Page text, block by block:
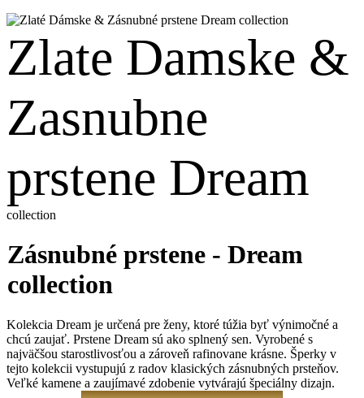
Zlate Damske &
Zasnubne
prstene Dream
collection
Zásnubné prstene - Dream
collection
Kolekcia Dream je určená pre ženy, ktoré túžia byť výnimočné a
chcú zaujať. Prstene Dream sú ako splnený sen. Vyrobené s
najväčšou starostlivosťou a zároveň rafinovane krásne. Šperky v
tejto kolekcii vystupujú z radov klasických zásnubných prsteňov.
Veľké kamene a zaujímavé zdobenie vytvárajú špeciálny dizajn.